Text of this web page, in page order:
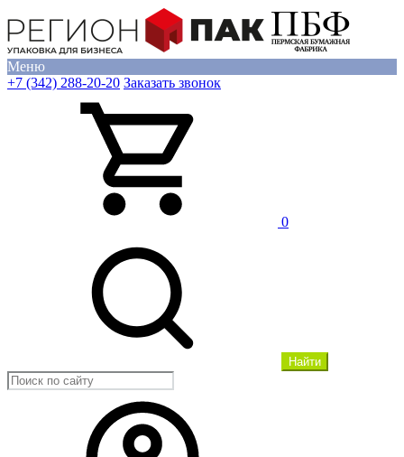
Меню
+7 (342) 288-20-20 Заказать звонок
0
Найти